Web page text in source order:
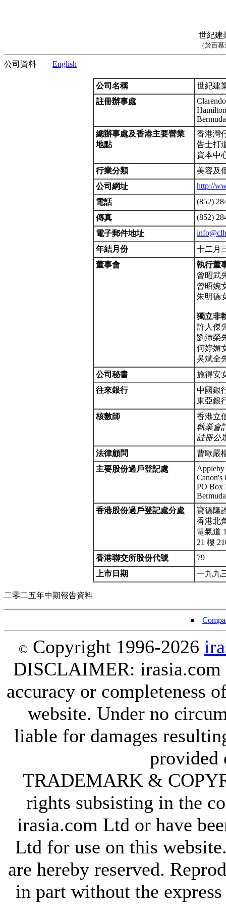
世紀建
（於百
公司資料 English
公司名稱
世紀建
註冊辦事處
Bermuda
總辦事處及香港主要營業
地點
香港灣
告士打
資本中
行業分類
美容及
公司網址
http://
電話
(852)
傳真
(852)
電子郵件地址
年結月份
十二月
董事會
執行董
曾昭武
曾昭婉
朱明德
獨立非
許人傑
劉沛榮
何婷媚
吳斌全
公司秘書
施得安
往來銀行
中國銀
東亞銀
核數師
香港立
執業會
註冊公
法律顧問
曹歐嚴
主要股份過戶登記處
Appleby
Canon's
PO Box
Bermuda
香港股份過戶登記處分處
寶德隆
香港北
電氣道
21 樓
香港聯交所股份代號
79
上市日期
一九九
二零二五年中期報告資料
© Copyright 1996-2026
DISCLAIMER: irasia.com
accuracy or completeness
website. Under no
liable for damages
provided
TRADEMARK &
rights subsisting in the
irasia.com Ltd or have
Ltd for use on this
are hereby reserved.
in part without the